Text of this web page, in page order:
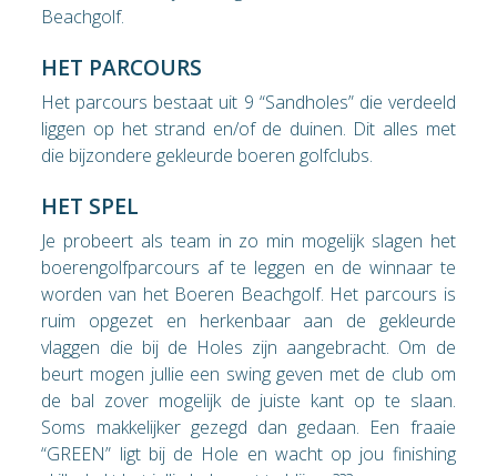
Beachgolf.
HET PARCOURS
Het parcours bestaat uit 9 “Sandholes” die verdeeld
liggen op het strand en/of de duinen. Dit alles met
die bijzondere gekleurde boeren golfclubs.
HET SPEL
Je probeert als team in zo min mogelijk slagen het
boerengolfparcours af te leggen en de winnaar te
worden van het Boeren Beachgolf. Het parcours is
ruim opgezet en herkenbaar aan de gekleurde
vlaggen die bij de Holes zijn aangebracht. Om de
beurt mogen jullie een swing geven met de club om
de bal zover mogelijk de juiste kant op te slaan.
Soms makkelijker gezegd dan gedaan. Een fraaie
“GREEN” ligt bij de Hole en wacht op jou finishing